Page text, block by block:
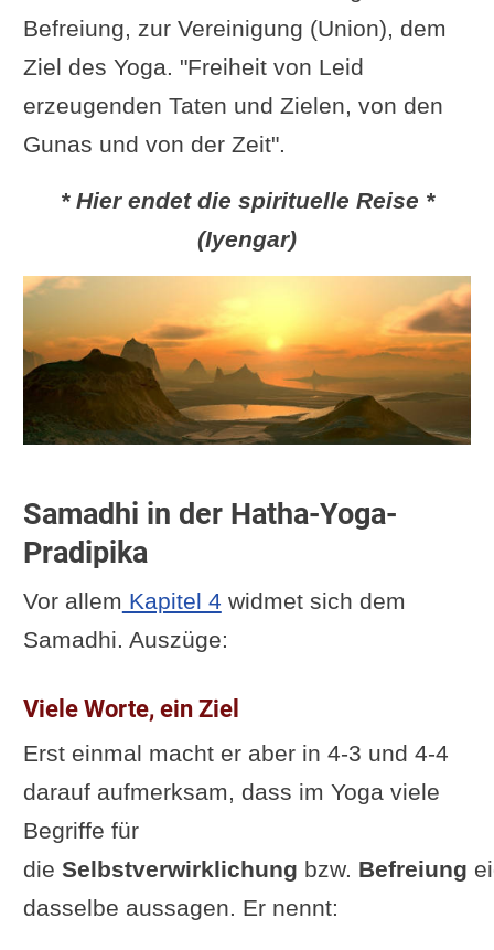
Vier Stufen des Samadhi nach
Coster
Weitere Umschreibungen für
Samadhi
Der Weg zum Samadhi
Arten von
Samadhi fördern
Videos über Samadhi
Samadhi - der Film
Sukadev zu Samadhi
Samadhi behandeln
Samadhi in anderen Texten
Ergänzungen, Kontroversen,
Mahnung
Samadhi und Erleuchtung
Kontroversen um Samadhi
Nachteile und Risiken
Samadhi in der modernen
Gesellschaft
Fazit
Befreiung, zur Vereinigung (Union), dem
Ziel des Yoga. "Freiheit von Leid
erzeugenden Taten und Zielen, von den
Gunas und von der Zeit".
* Hier endet die spirituelle Reise *
(Iyengar)
Samadhi in der Hatha-Yoga-
Pradipika
Vor allem Kapitel 4 widmet sich dem
Samadhi. Auszüge:
Viele Worte, ein Ziel
Erst einmal macht er aber in 4-3 und 4-4
darauf aufmerksam, dass im Yoga viele
Begriffe für
die Selbstverwirklichung bzw. Befreiung
dasselbe aussagen. Er nennt: